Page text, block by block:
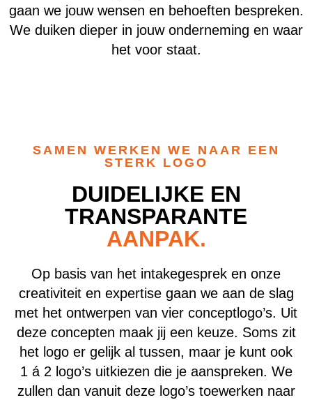
gaan we jouw wensen en behoeften bespreken.
We duiken dieper in jouw onderneming en waar
het voor staat.
SAMEN WERKEN WE NAAR EEN
STERK LOGO
DUIDELIJKE EN
TRANSPARANTE
AANPAK.
Op basis van het intakegesprek en onze
creativiteit en expertise gaan we aan de slag
met het ontwerpen van vier conceptlogo’s. Uit
deze concepten maak jij een keuze. Soms zit
het logo er gelijk al tussen, maar je kunt ook
1 á 2 logo’s uitkiezen die je aanspreken. We
zullen dan vanuit deze logo’s toewerken naar